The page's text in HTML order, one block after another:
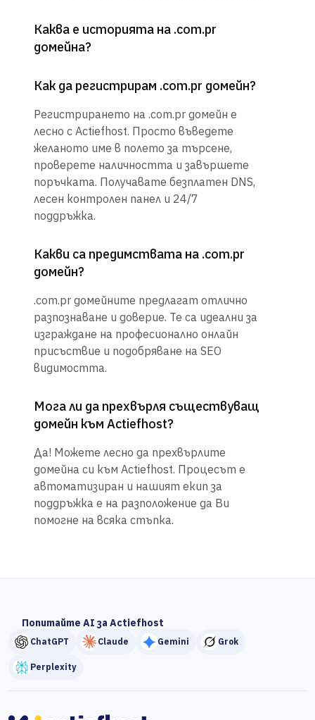
Каква е историята на .com.pr
домейна?
Как да регистрирам .com.pr домейн?
Регистрирането на .com.pr домейн е
лесно с Actiefhost. Просто въведете
желаното име в полето за търсене,
проверете наличността и завършете
поръчката. Получавате безплатен DNS,
лесен контролен панел и 24/7
поддръжка.
Какви са предимствата на .com.pr
домейн?
.com.pr домейните предлагат отлично
разпознаване и доверие. Те са идеални за
изграждане на професионално онлайн
присъствие и подобряване на SEO
видимостта.
Мога ли да прехвърля съществуващ
домейн към Actiefhost?
Да! Можете лесно да прехвърлите
домейна си към Actiefhost. Процесът е
автоматизиран и нашият екип за
поддръжка е на разположение да Ви
помогне на всяка стъпка.
Попитайте AI за Actiefhost
ChatGPT Claude Gemini Grok
Perplexity